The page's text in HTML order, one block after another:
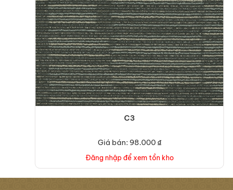
C3
Giá bán: 98.000 ₫
Đăng nhập để xem tồn kho